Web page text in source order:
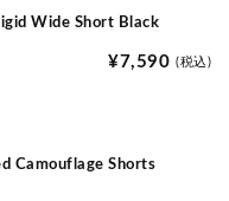
Wide Short Black
¥7,590 (税込)
Camouflage Shorts